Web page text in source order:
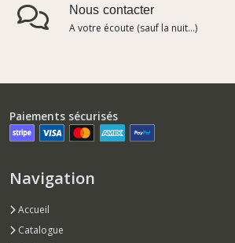
Nous contacter
A votre écoute (sauf la nuit...)
Paiements sécurisés
Navigation
Accueil
Catalogue